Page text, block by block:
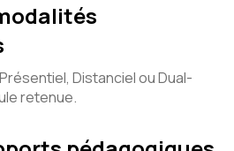
Distanciel ou Dual-
retenue.